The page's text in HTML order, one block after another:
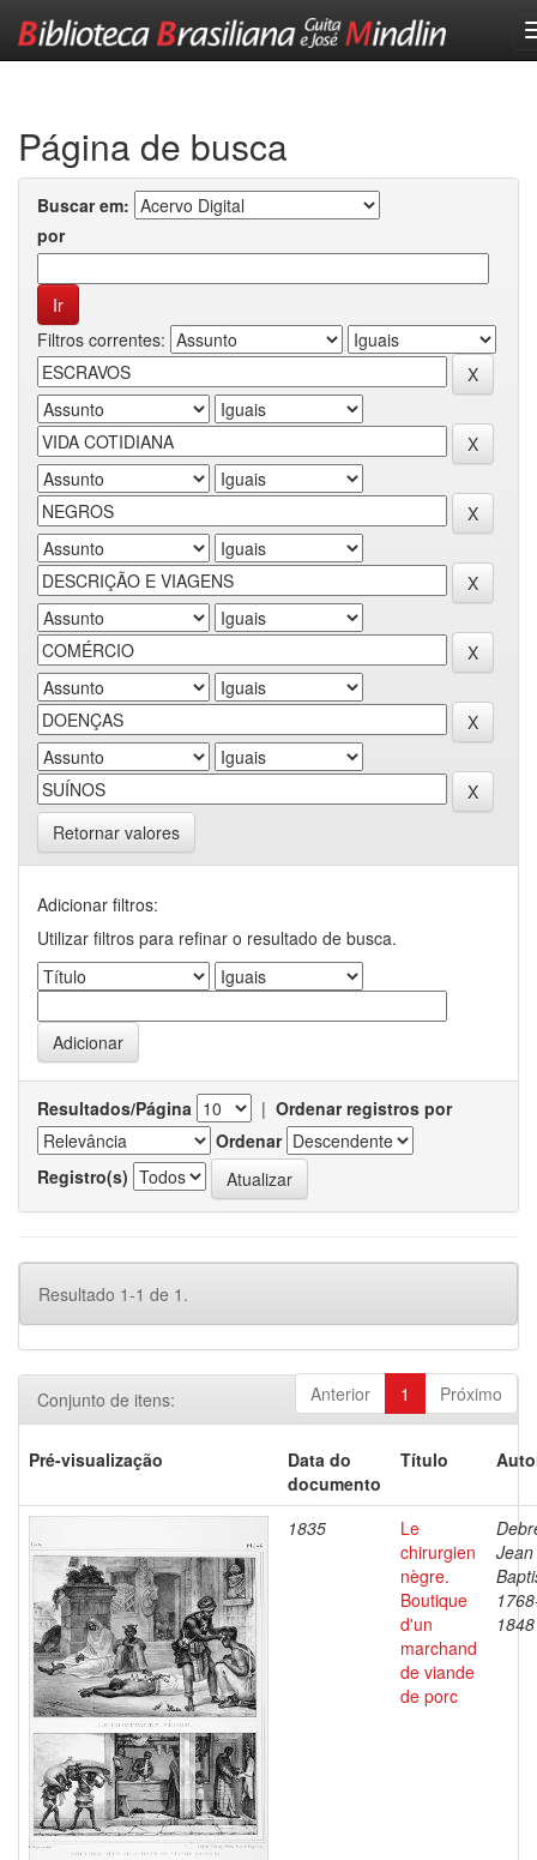
Página de busca
Buscar em:
por
Filtros correntes:
Retornar valores
Adicionar filtros:
Utilizar filtros para refinar o resultado de busca.
Resultados/Página | Ordenar registros por
Ordenar
Registro(s)
Resultado 1-1 de 1.
Anterior 1 Próximo
Conjunto de itens:
Pré-visualização
Data do
documento
Título
1835
Le
chirurgien
nègre.
Boutique
d'un
marchand
de viande
de porc
Jean
1848